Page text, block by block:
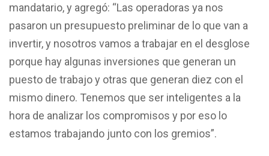
mandatario, y agregó: “Las operadoras ya nos
pasaron un presupuesto preliminar de lo que van a
invertir, y nosotros vamos a trabajar en el desglose
porque hay algunas inversiones que generan un
puesto de trabajo y otras que generan diez con el
mismo dinero. Tenemos que ser inteligentes a la
hora de analizar los compromisos y por eso lo
estamos trabajando junto con los gremios”.